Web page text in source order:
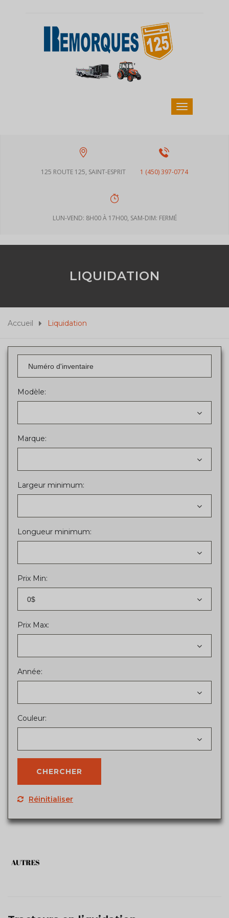
125 ROUTE 125, SAINT-ESPRIT 1 (450) 397-0774
LUN-VEND: 8H00 À 17H00, SAM-DIM: FERMÉ
LIQUIDATION
Accueil Liquidation
Modèle:
Marque:
Largeur minimum:
Longueur minimum:
Prix Min:
0$
Prix Max:
Année:
Couleur:
Réinitialiser